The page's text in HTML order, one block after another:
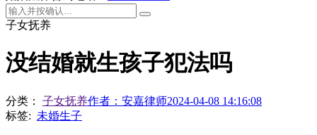
子女抚养
没结婚就生孩子犯法吗
分类： 子女抚养作者： 安嘉律师2024-04-08 14:16:08
标签: 未婚生子